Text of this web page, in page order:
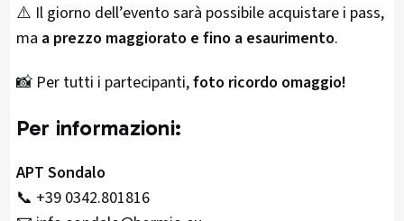
⚠️ Il giorno dell’evento sarà possibile acquistare i pass,
ma a prezzo maggiorato e fino a esaurimento.
📸 Per tutti i partecipanti,foto ricordo omaggio!
Per informazioni:
APT Sondalo
📞 +39 0342.801816